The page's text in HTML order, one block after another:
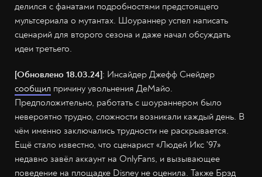
делился с фанатами подробностями предстоящего
мультсериала о мутантах. Шоураннер успел написать
сценарий для второго сезона и даже начал обсуждать
идеи третьего.
[Обновлено 18.03.24]: Инсайдер Джефф Снейдер
сообщил причину увольнения ДеМайо.
Предположительно, работать с шоураннером было
невероятно трудно, сложности возникали каждый день. В
чём именно заключались трудности не раскрывается.
Ещё стало известно, что сценарист «Людей Икс '97»
недавно завёл аккаунт на OnlyFans, и вызывающее
поведение на площадке Disney не оценила. Также Брэд